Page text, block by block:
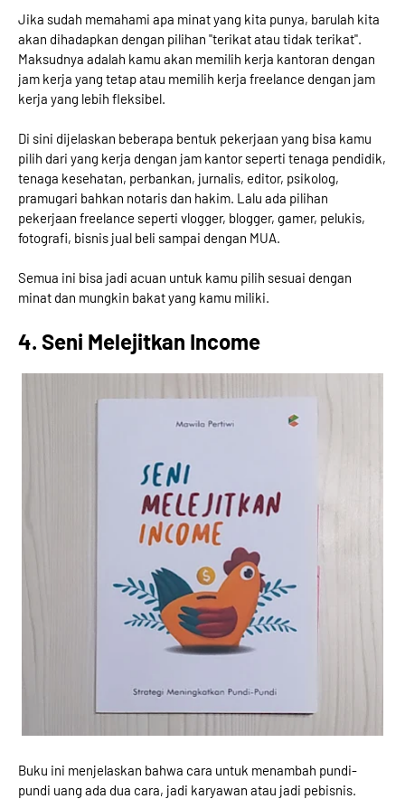
Jika sudah memahami apa minat yang kita punya, barulah kita
akan dihadapkan dengan pilihan "terikat atau tidak terikat".
Maksudnya adalah kamu akan memilih kerja kantoran dengan
jam kerja yang tetap atau memilih kerja freelance dengan jam
kerja yang lebih fleksibel.
Di sini dijelaskan beberapa bentuk pekerjaan yang bisa kamu
pilih dari yang kerja dengan jam kantor seperti tenaga pendidik,
tenaga kesehatan, perbankan, jurnalis, editor, psikolog,
pramugari bahkan notaris dan hakim. Lalu ada pilihan
pekerjaan freelance seperti vlogger, blogger, gamer, pelukis,
fotografi, bisnis jual beli sampai dengan MUA.
Semua ini bisa jadi acuan untuk kamu pilih sesuai dengan
minat dan mungkin bakat yang kamu miliki.
4. Seni Melejitkan Income
Buku ini menjelaskan bahwa cara untuk menambah pundi-
pundi uang ada dua cara, jadi karyawan atau jadi pebisnis.